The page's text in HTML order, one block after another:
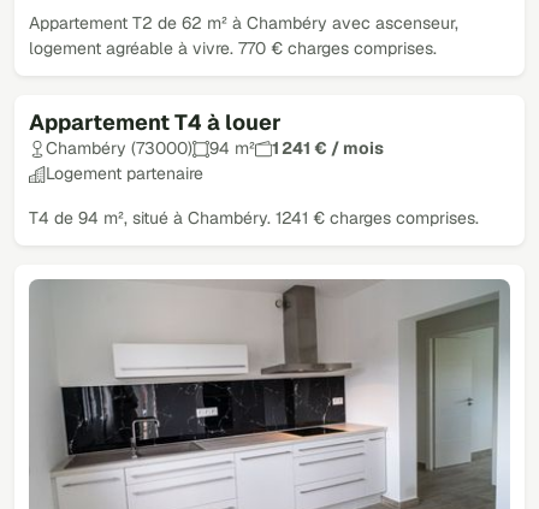
Appartement T2 de 62 m² à Chambéry avec ascenseur,
logement agréable à vivre. 770 € charges comprises.
Appartement T4 à louer
Chambéry (73000) 94 m²
1 241 € / mois
Logement partenaire
T4 de 94 m², situé à Chambéry. 1241 € charges comprises.